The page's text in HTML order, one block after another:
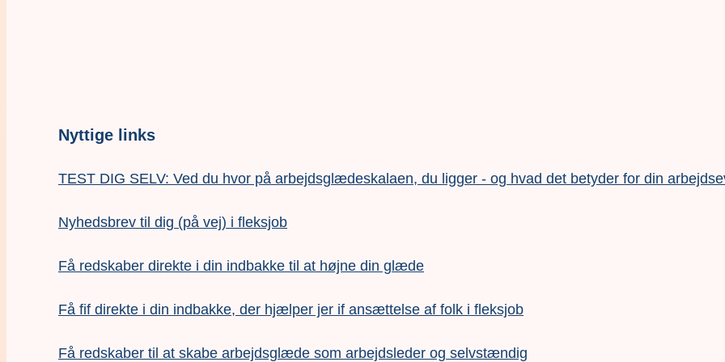
Nyttige links
TEST DIG SELV: Ved du hvor på arbejdsglædeskalaen, du ligger - og hvad det betyder for din
Nyhedsbrev til dig (på vej) i fleksjob
Få redskaber direkte i din indbakke til at højne din glæde
Få fif direkte i din indbakke, der hjælper jer if ansættelse af folk i fleksjob
Få redskaber til at skabe arbejdsglæde som arbejdsleder og selvstændig